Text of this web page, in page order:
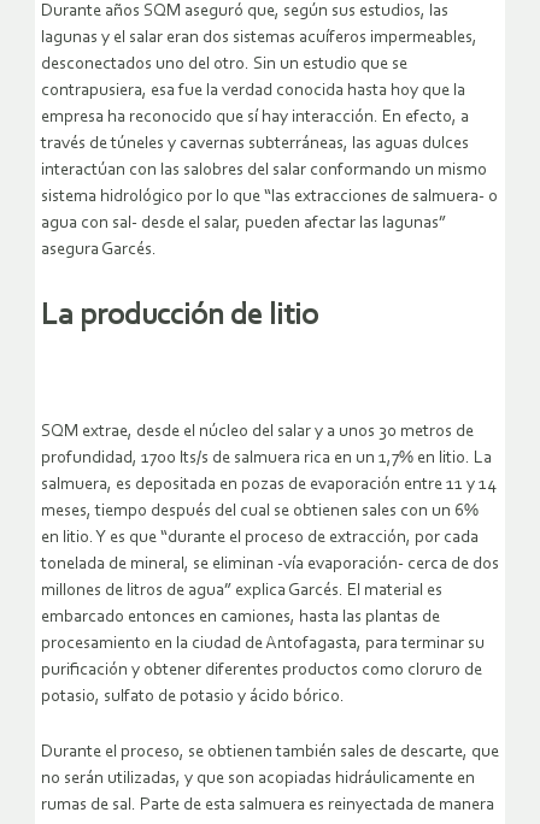
Durante años SQM aseguró que, según sus estudios, las
lagunas y el salar eran dos sistemas acuíferos impermeables,
desconectados uno del otro. Sin un estudio que se
contrapusiera, esa fue la verdad conocida hasta hoy que la
empresa ha reconocido que sí hay interacción. En efecto, a
través de túneles y cavernas subterráneas, las aguas dulces
interactúan con las salobres del salar conformando un mismo
sistema hidrológico por lo que “las extracciones de salmuera- o
agua con sal- desde el salar, pueden afectar las lagunas”
asegura Garcés.
La producción de litio
SQM extrae, desde el núcleo del salar y a unos 30 metros de
profundidad, 1700 lts/s de salmuera rica en un 1,7% en litio. La
salmuera, es depositada en pozas de evaporación entre 11 y 14
meses, tiempo después del cual se obtienen sales con un 6%
en litio. Y es que “durante el proceso de extracción, por cada
tonelada de mineral, se eliminan -vía evaporación- cerca de dos
millones de litros de agua” explica Garcés. El material es
embarcado entonces en camiones, hasta las plantas de
procesamiento en la ciudad de Antofagasta, para terminar su
purificación y obtener diferentes productos como cloruro de
potasio, sulfato de potasio y ácido bórico.
Durante el proceso, se obtienen también sales de descarte, que
no serán utilizadas, y que son acopiadas hidráulicamente en
rumas de sal. Parte de esta salmuera es reinyectada de manera